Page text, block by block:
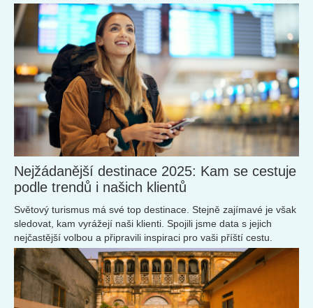
novými zážitky a koupit si letenky do destinace, kterou byste už
rády přetavily z travel bucket listu do skutečných zážitků.
Nejžádanější destinace 2025: Kam se cestuje
podle trendů i našich klientů
Světový turismus má své top destinace. Stejně zajímavé je však
sledovat, kam vyrážejí naši klienti. Spojili jsme data s jejich
nejčastější volbou a připravili inspiraci pro vaši příští cestu.